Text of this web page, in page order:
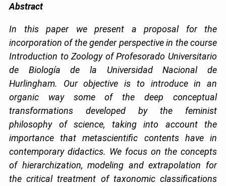
Abstract
In this paper we present a proposal for the
incorporation of the gender perspective in the course
Introduction to Zoology of Profesorado Universitario
de Biología de la Universidad Nacional de
Hurlingham. Our objective is to introduce in an
organic way some of the deep conceptual
transformations developed by the feminist
philosophy of science, taking into account the
importance that metascientific contents have in
contemporary didactics. We focus on the concepts
of hierarchization, modeling and extrapolation for
the critical treatment of taxonomic classifications